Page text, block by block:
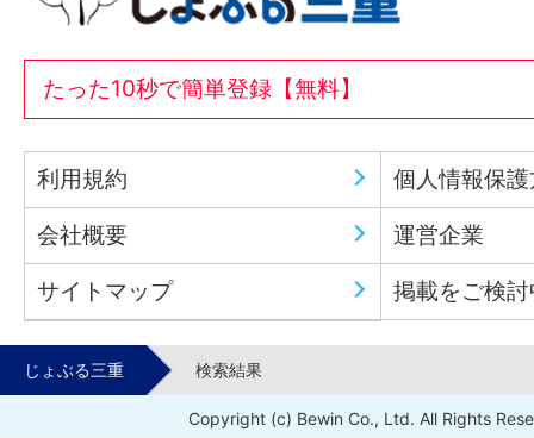
たった10秒で簡単登録【無料】
利用規約 個人情報保
会社概要 運営企業
サイトマップ 掲載をご検
じょぶる三重 検索結果
Copyright (c) Bewin Co., Ltd. All Rights